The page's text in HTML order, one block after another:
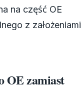
na część OE
z założeniami
OE zamiast